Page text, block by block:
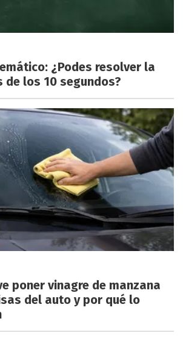
¿Podes resolver la
de los 10 segundos?
poner vinagre de manzana
del auto y por qué lo